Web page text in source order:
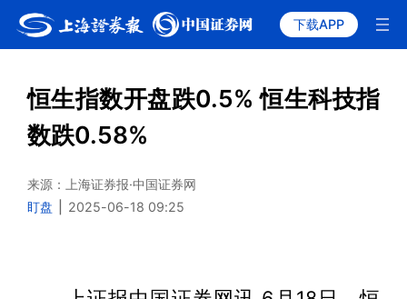
下载APP
恒生指数开盘跌0.5% 恒生科技指
数跌0.58%
来源：上海证券报·中国证券网
盯盘
2025-06-18 09:25